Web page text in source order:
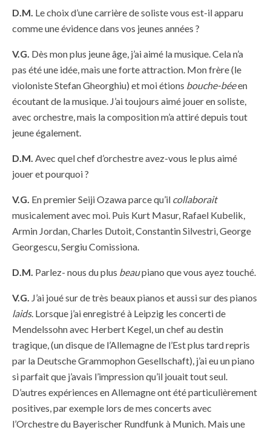
D.M. Le choix d’une carrière de soliste vous est-il apparu
comme une évidence dans vos jeunes années ?
V.G. Dès mon plus jeune âge, j’ai aimé la musique. Cela n’a
pas été une idée, mais une forte attraction. Mon frère (le
violoniste Stefan Gheorghiu) et moi étions bouche-béeen
écoutant de la musique. J’ai toujours aimé jouer en soliste,
avec orchestre, mais la composition m’a attiré depuis tout
jeune également.
D.M. Avec quel chef d’orchestre avez-vous le plus aimé
jouer et pourquoi ?
V.G. En premier Seiji Ozawa parce qu’il collaborait
musicalement avec moi. Puis Kurt Masur, Rafael Kubelik,
Armin Jordan, Charles Dutoit, Constantin Silvestri, George
Georgescu, Sergiu Comissiona.
D.M. Parlez- nous du plus beaupiano que vous ayez touché.
V.G. J’ai joué sur de très beaux pianos et aussi sur des pianos
laids. Lorsque j’ai enregistré à Leipzig les concerti de
Mendelssohn avec Herbert Kegel, un chef au destin
tragique, (un disque de l’Allemagne de l’Est plus tard repris
par la Deutsche Grammophon Gesellschaft), j’ai eu un piano
si parfait que j’avais l’impression qu’il jouait tout seul.
D’autres expériences en Allemagne ont été particulièrement
positives, par exemple lors de mes concerts avec
l’Orchestre du Bayerischer Rundfunk à Munich. Mais une